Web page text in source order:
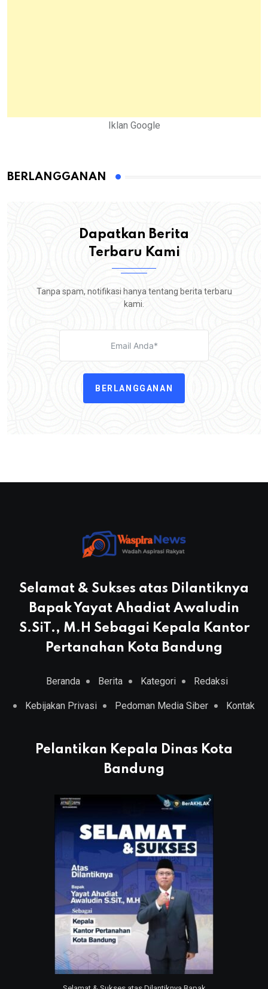
Iklan Google
BERLANGGANAN
Dapatkan Berita
Terbaru Kami
Tanpa spam, notifikasi hanya tentang berita terbaru
kami.
BERLANGGANAN
Selamat & Sukses atas Dilantiknya
Bapak Yayat Ahadiat Awaludin
S.SiT., M.H Sebagai Kepala Kantor
Pertanahan Kota Bandung
Beranda Berita Kategori Redaksi
Kebijakan Privasi Pedoman Media Siber Kontak
Pelantikan Kepala Dinas Kota
Bandung